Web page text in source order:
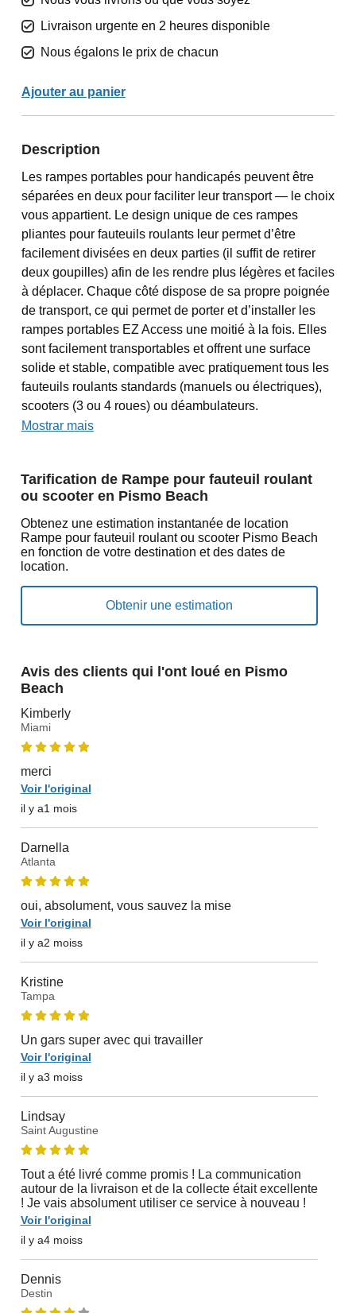
Livraison urgente en 2 heures disponible
Nous égalons le prix de chacun
Ajouter au panier
Description
Les rampes portables pour handicapés peuvent être
séparées en deux pour faciliter leur transport — le choix
vous appartient. Le design unique de ces rampes
pliantes pour fauteuils roulants leur permet d’être
facilement divisées en deux parties (il suffit de retirer
deux goupilles) afin de les rendre plus légères et faciles
à déplacer. Chaque côté dispose de sa propre poignée
de transport, ce qui permet de porter et d’installer les
rampes portables EZ Access une moitié à la fois. Elles
sont facilement transportables et offrent une surface
solide et stable, compatible avec pratiquement tous les
fauteuils roulants standards (manuels ou électriques),
scooters (3 ou 4 roues) ou déambulateurs.
Mostrar mais
Tarification de Rampe pour fauteuil roulant
ou scooter en Pismo Beach
Obtenez une estimation instantanée de location
Rampe pour fauteuil roulant ou scooter Pismo Beach
en fonction de votre destination et des dates de
location.
Avis des clients qui l'ont loué en Pismo
Beach
Kimberly
Miami
merci
Voir l'original
il y a1 mois
Darnella
Atlanta
oui, absolument, vous sauvez la mise
Voir l'original
il y a2 moiss
Kristine
Tampa
Un gars super avec qui travailler
Voir l'original
il y a3 moiss
Lindsay
Saint Augustine
Tout a été livré comme promis ! La communication
autour de la livraison et de la collecte était excellente
! Je vais absolument utiliser ce service à nouveau !
Voir l'original
il y a4 moiss
Dennis
Destin